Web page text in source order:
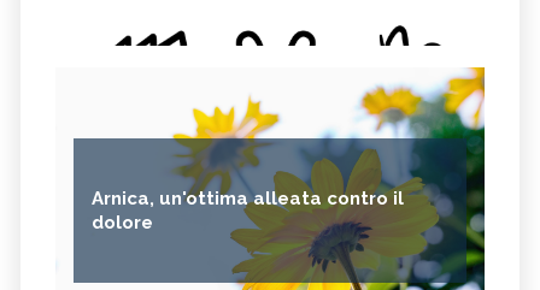
Arnica, un'ottima alleata contro il
dolore